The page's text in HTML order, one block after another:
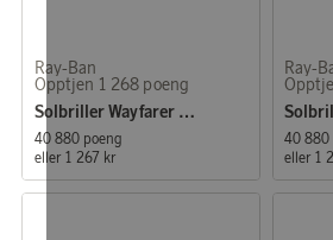
Ray-Ban
Opptjen 1 268 poeng
Solbriller Wayfarer Original Black (0RB2140 901 50)
40 880 poeng
eller 1 267 kr
Ray-
40 880
eller 1